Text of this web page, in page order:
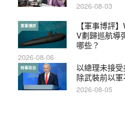
2026-08-03
【軍事博評
V劃歸巡航導
哪些？
軍事博評
2026-08-06
以總理未接
除武裝前以
時事政治
2026-08-05
2019-08-30
本港保護兒
墮法網
特稿
2019-05-21
【輕百科】
及刑責嗎？
輕百科
2021-05-13